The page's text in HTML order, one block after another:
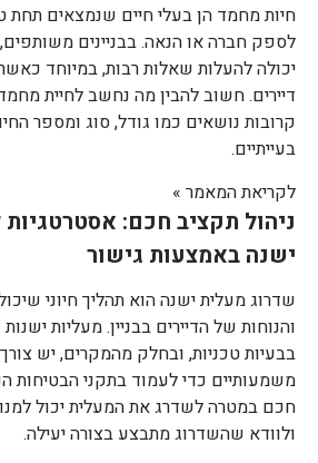
חיות מחמד הן בעלי חיים שנמצאים תחת
לספק חברה או הנאה. בבניינים
יכולה להעלות שאלות רבות, במיוחד
דיירים. חשוב להבין מה נחשב לחיית
קרובות נושאים כמו גודל, סוג ומספר
בעייתיים.
לקריאת המאמר »
ניהול תקציב חכם:
ישנה באמצעות גישור
שדרוג מעלית ישנה הוא תהליך חיוני
והנוחות של הדיירים בבניין. מעליות
בבעיות טכניות, ובחלק מהמקרים, יש
משמעותיים כדי לעמוד בתקני הבטיחות
חכם במטרה לשדרג את המעלית יכול
ולוודא שהשדרוג מתבצע בצורה יעילה.